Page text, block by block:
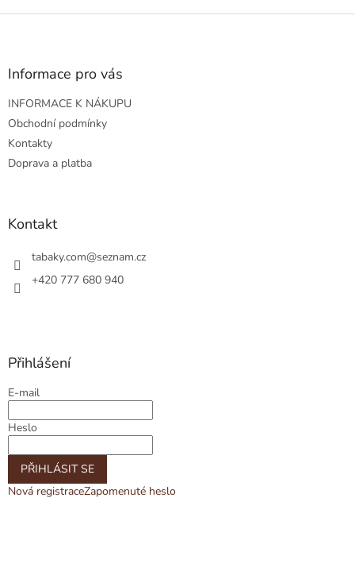
Z
Informace pro vás
INFORMACE K NÁKUPU
Obchodní podmínky
Kontakty
Doprava a platba
Kontakt
tabaky.com@seznam.cz
+420 777 680 940
Přihlášení
E-mail
Heslo
PŘIHLÁSIT SE
Nová registraceZapomenuté heslo